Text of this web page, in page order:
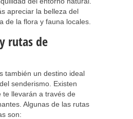
apreciar la belleza del
de la flora y fauna locales.
rutas de
también un destino ideal
senderismo. Existen
te llevarán a través de
Algunas de las rutas
son: